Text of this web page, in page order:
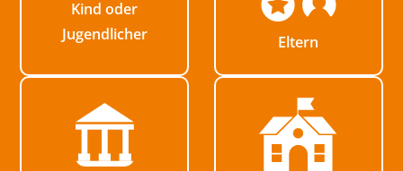
Kind oder
Jugendlicher
Eltern
Betreutes Jugendwohnen
Bereitschaftspflegefamilien
Unterstützung und Spenden